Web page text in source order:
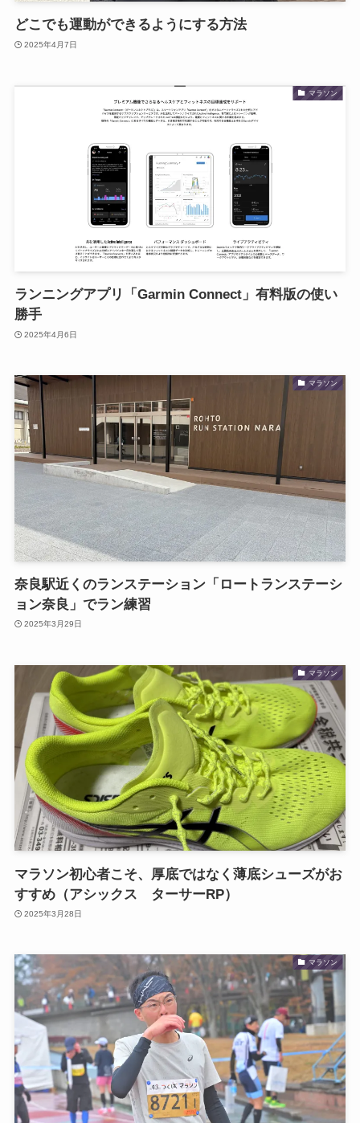
どこでも運動ができるようにする方法
2025年4月7日
マラソン
ランニングアプリ「Garmin Connect」有料版の使い
勝手
2025年4月6日
マラソン
奈良駅近くのランステーション「ロートランステーシ
ョン奈良」でラン練習
2025年3月29日
マラソン
マラソン初心者こそ、厚底ではなく薄底シューズがお
すすめ（アシックス ターサーRP）
2025年3月28日
マラソン